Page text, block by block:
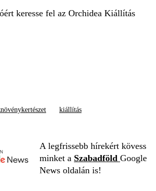
keresse fel az Orchidea Kiállítás
kiállítás
A legfrissebb hírekért kövess
minket a Szabadföld Google
News oldalán is!